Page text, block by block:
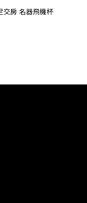
房 名器飛機杯